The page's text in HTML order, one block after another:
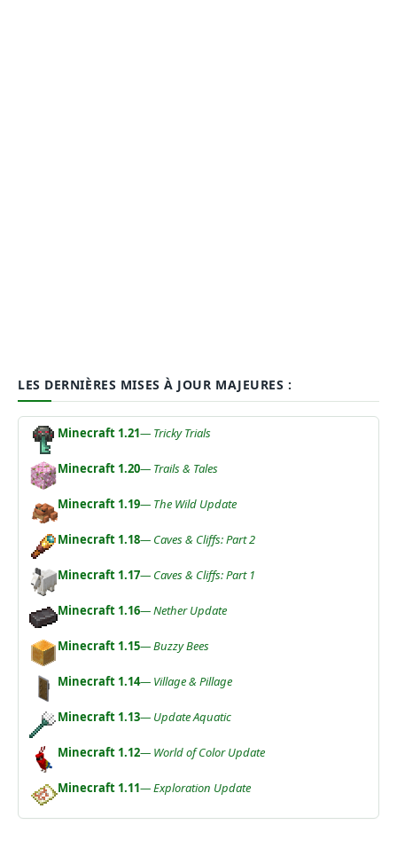
LES DERNIÈRES MISES À JOUR MAJEURES :
Minecraft 1.21— Tricky Trials
Minecraft 1.20— Trails & Tales
Minecraft 1.19— The Wild Update
Minecraft 1.18— Caves & Cliffs: Part 2
Minecraft 1.17— Caves & Cliffs: Part 1
Minecraft 1.16— Nether Update
Minecraft 1.15— Buzzy Bees
Minecraft 1.14— Village & Pillage
Minecraft 1.13— Update Aquatic
Minecraft 1.12— World of Color Update
Minecraft 1.11— Exploration Update